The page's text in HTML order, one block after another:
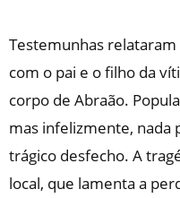
Testemunhas
com o pai e o filho da
corpo de Abraão.
mas infelizmente,
trágico desfecho. A
local, que lamenta a